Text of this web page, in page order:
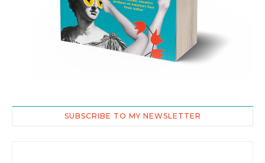
SUBSCRIBE TO MY NEWSLETTER